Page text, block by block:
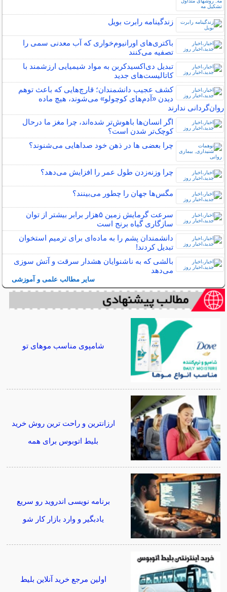
زندگینامه رابرت بویل
باکتری‌های اورانیوم‌خواری که آب معدنی سمی را
تصفیه می‌کنند
تبدیل دی‌اکسیدکربن به مواد شیمیایی ارزشمند با
کاتالیست‌های جدید
کشف عجیب دانشمندان؛ قارچ‌هایی که باعث توهم
دیدن «آدم‌های کوچولو» می‌شوند، هیچ ماده
روان‌گردانی ندارند
اگر انسان‌ها باهوش‌تر شده‌اند، چرا مغز ما درحال
کوچک‌تر شدن است؟
چرا بعضی ها در ذهن خود صداهایی می‌شنوند؟
چرا وزنه‌زدن طول عمر را افزایش می‌دهد؟
مگس‌ها جهان را چطور می‌بینند؟
سرعت گرمایش زمین ۵هزار برابر بیشتر از توان
سازگاری گیاه برنج است
دانشمندان پشم را به ماده‌ای برای ترمیم استخوان
تبدیل کردند!
بالشی که به ناشنوایان هشدار سرقت و آتش سوزی
می‌دهد
سایر مطالب علمی و آموزشی
شامپوی مناسب موهای تو
ارزانترین و راحت ترین روش خرید
بلیط اتوبوس برای همه
برنامه نویسی اندروید رو سریع
یادبگیر و وارد بازار کار شو
اولین مرجع خرید آنلاین بلیط